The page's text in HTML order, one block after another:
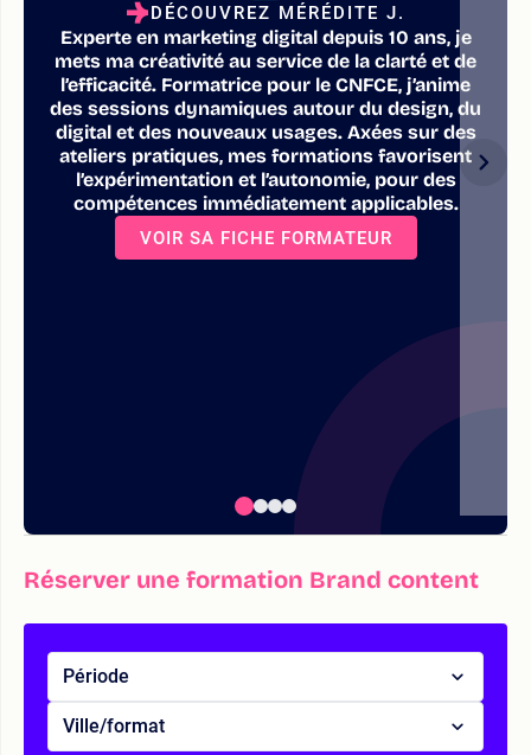
DÉCOUVREZ MÉRÉDITE J.
Experte en marketing digital depuis 10 ans, je
mets ma créativité au service de la clarté et de
l’efficacité. Formatrice pour le CNFCE, j’anime
des sessions dynamiques autour du design, du
digital et des nouveaux usages. Axées sur des
ateliers pratiques, mes formations favorisent
l’expérimentation et l’autonomie, pour des
compétences immédiatement applicables.
VOIR SA FICHE FORMATEUR
Réserver une formation Brand content
Période
Ville/format